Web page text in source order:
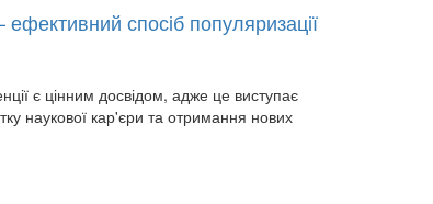
спосіб популяризації
є цінним досвідом, адже це виступає
наукової кар'єри та отримання нових